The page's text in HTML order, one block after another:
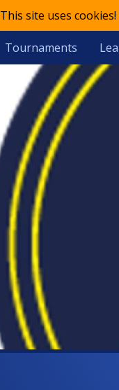
This site uses
Tournaments